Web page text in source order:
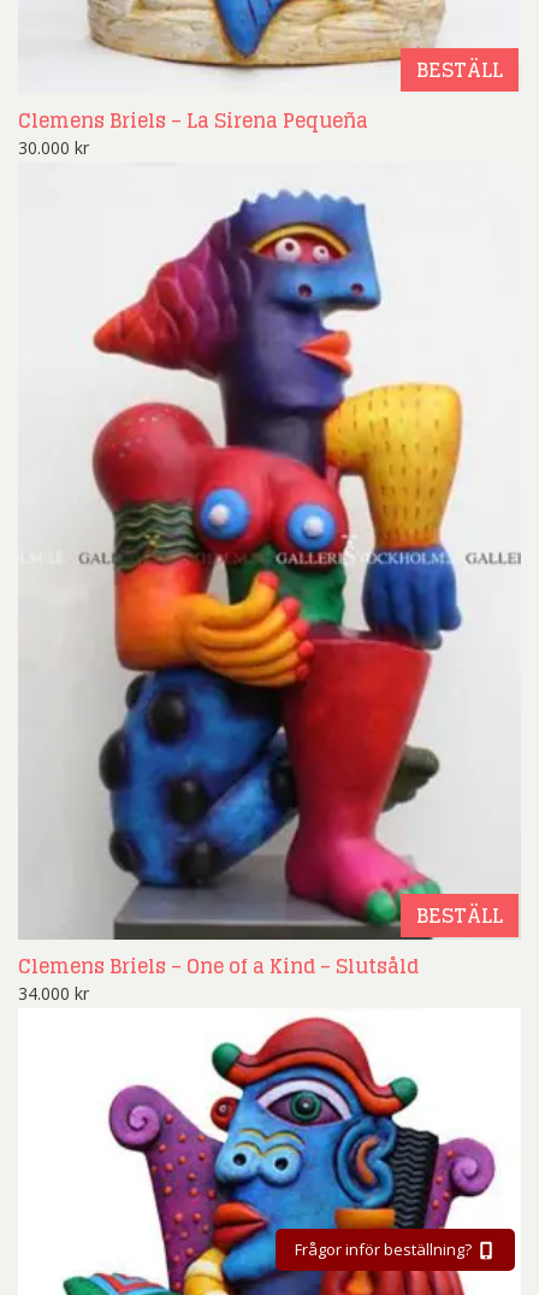
BESTÄLL
Clemens Briels – La Sirena Pequeña
30.000 kr
BESTÄLL
Clemens Briels – One of a Kind – Slutsåld
34.000 kr
Frågor inför beställning?